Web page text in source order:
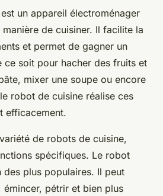
est un appareil électroménager
de cuisiner. Il facilite la
et permet de gagner un
ce soit pour hacher des fruits et
mixer une soupe ou encore
robot de cuisine réalise ces
efficacement.
de robots de cuisine,
spécifiques. Le robot
des plus populaires. Il peut
émincer, pétrir et bien plus